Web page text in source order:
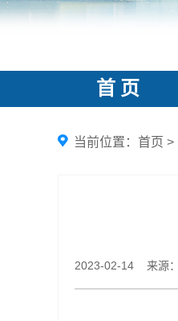
首 页
当前位置： 首页 >
2023-02-14 来源：